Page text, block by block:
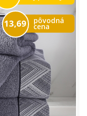
pôvodná
cena
13,69